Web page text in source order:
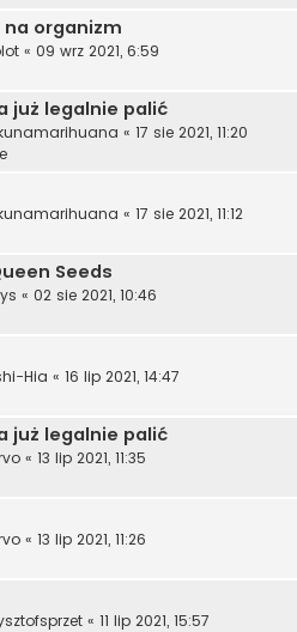
na organizm
« 09 wrz 2021, 6:59
już legalnie palić
« 17 sie 2021, 11:20
« 17 sie 2021, 11:12
Seeds
« 02 sie 2021, 10:46
Hia « 16 lip 2021, 14:47
już legalnie palić
« 13 lip 2021, 11:35
« 13 lip 2021, 11:26
« 11 lip 2021, 15:57